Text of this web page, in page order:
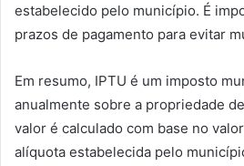
estabelecido pelo município. É
prazos de pagamento para evitar
Em resumo, IPTU é um imposto
anualmente sobre a propriedade
valor é calculado com base no
alíquota estabelecida pelo